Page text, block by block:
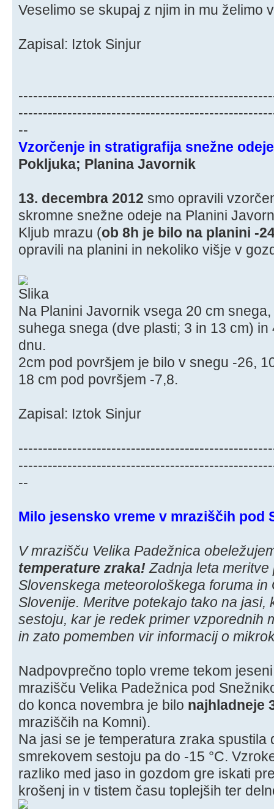
Veselimo se skupaj z njim in mu želimo
Zapisal: Iztok Sinjur
--
Vzorčenje in stratigrafija snežne
Pokljuka; Planina Javornik
13. decembra 2012 smo opravili
skromne snežne odeje na Planini
Kljub mrazu (ob 8h je bilo na planini -
opravili na planini in nekoliko višje v
Na Planini Javornik vsega 20 cm
suhega snega (dve plasti; 3 in 13 cm)
dnu.
2cm pod površjem je bilo v snegu -26,
18 cm pod površjem -7,8.
Zapisal: Iztok Sinjur
--
Milo jesensko vreme v mraziščih pod
V mrazišču Velika Padežnica
temperature zraka!Zadnja leta
Slovenskega meteorološkega foruma in
Slovenije. Meritve potekajo tako na jasi,
sestoju, kar je redek primer vzporednih
in zato pomemben vir informacij o
Nadpovprečno toplo vreme tekom
mrazišču Velika Padežnica pod
do konca novembra je bilo najhladneje
mraziščih na Komni).
Na jasi se je temperatura zraka spustila
smrekovem sestoju pa do -15 °C.
razliko med jaso in gozdom gre iskati
krošenj in v tistem času toplejših ter